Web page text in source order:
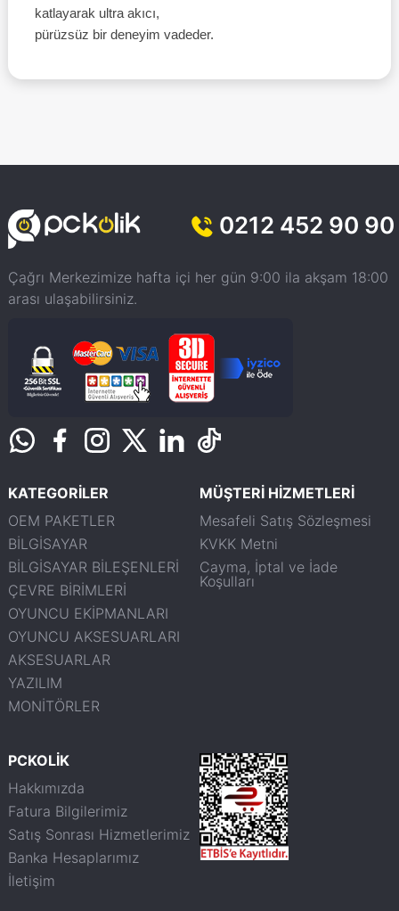
katlayarak ultra akıcı,
pürüzsüz bir deneyim vadeder.
0212 452 90 90
Çağrı Merkezimize hafta içi her gün 9:00 ila akşam 18:00
arası ulaşabilirsiniz.
KATEGORİLER
OEM PAKETLER
BİLGİSAYAR
BİLGİSAYAR BİLEŞENLERİ
ÇEVRE BİRİMLERİ
OYUNCU EKİPMANLARI
OYUNCU AKSESUARLARI
AKSESUARLAR
YAZILIM
MONİTÖRLER
MÜŞTERİ HİZMETLERİ
Mesafeli Satış Sözleşmesi
KVKK Metni
Cayma, İptal ve İade
Koşulları
PCKOLİK
Hakkımızda
Fatura Bilgilerimiz
Satış Sonrası Hizmetlerimiz
Banka Hesaplarımız
İletişim